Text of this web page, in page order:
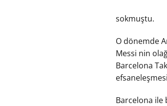
sokmuştu.
O dönemde
Messi nin
Barcelona
Barcelona ile